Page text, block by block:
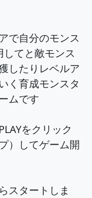
で自分のモンス
てと敵モンス
したりレベルア
く育成モンスタ
ムです
をクリック
）してゲーム開
スタートしま